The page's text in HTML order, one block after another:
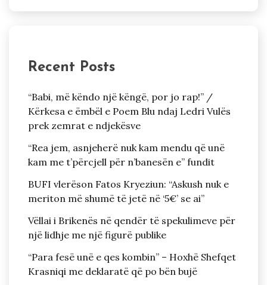
Recent Posts
“Babi, më këndo një këngë, por jo rap!” /
Kërkesa e ëmbël e Poem Blu ndaj Ledri Vulës
prek zemrat e ndjekësve
“Rea jem, asnjeherë nuk kam mendu që unë
kam me t’përcjell për n’banesën e” fundit
BUFI vlerëson Fatos Kryeziun: “Askush nuk e
meriton më shumë të jetë në ‘5€’ se ai”
Vëllai i Brikenës në qendër të spekulimeve për
një lidhje me një figurë publike
“Para fesë unë e qes kombin” – Hoxhë Shefqet
Krasniqi me deklaratë që po bën bujë